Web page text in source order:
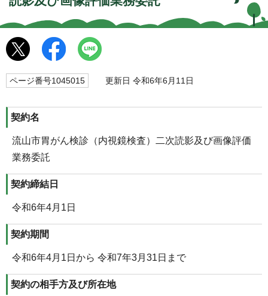
ページ番号1045015 更新日 令和6年6月11日
契約名
流山市胃がん検診（内視鏡検査）二次読影及び画像評価
業務委託
契約締結日
令和6年4月1日
契約期間
令和6年4月1日から 令和7年3月31日まで
契約の相手方及び所在地